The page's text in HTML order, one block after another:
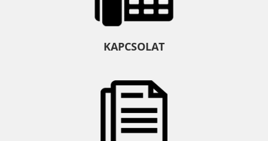
KAPCSOLAT